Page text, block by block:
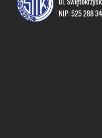
NIP: 525 288